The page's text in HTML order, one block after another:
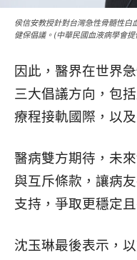
侯信安教授針對台灣急性骨髓性白
健保倡議。(中華民國血液病學會提
因此，醫界在世界
三大倡議方向，包
療程接軌國際，以
醫病雙方期待，未
與互斥條款，讓病
支持，爭取更穩定
沈玉琳最後表示，